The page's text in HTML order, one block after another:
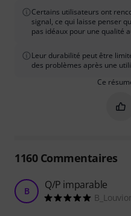
Certains utilisateurs ont
signal, ce qui laisse penser
pas idéaux pour une qualité
Leur durabilité peut être
des problèmes après une
Ce
1160Commentaires
B Q/P imparable